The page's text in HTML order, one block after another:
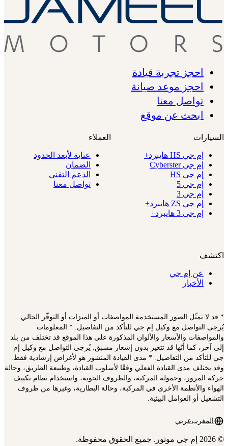
احجز تجربة قيادة
احجز موعد صيانة
تواصل معنا
ابحث عن موقع
السيارات
إم جي HS هايبرد+
إم جي Cyberster
إم جي HS
إم جي 5
إم جي 3
إم جي ZS هايبرد+
إم جي 3 هايبرد+
العملاء
عناية لأبعد الحدود
الضمان
الدعم التقني
تواصل معنا
اكتشف
عن إم جي
الأخبار
* قد لا تمثّل الصور المستخدمة المواصفات أو الميزات أو التوفّر الحالي.
يُرجى التواصل مع وكيل إم جي للتأكد من التفاصيل. * المعلومات
والمواصفات والأسعار والألوان المذكورة على هذا الموقع قد تختلف من بلد
إلى آخر، كما أنّها قد تتغير بدون إشعار مسبق. يُرجى التواصل مع وكيل إم
جي للتأكد من التفاصيل. * مدى القيادة المنشور هو لأغراض إرشادية فقط.
وقد يختلف مدى القيادة الفعلي وفقًا لأسلوب القيادة، وطبيعة الطريق، وحالة
حركة المرور، وحمولة المركبة، والظروف الجوية، واستخدام نظام تكييف
الهواء والأنظمة الأخرى في المركبة، وحالة البطارية، وغيرها من ظروف
التشغيل أو العوامل البيئية.
المغربعربي
© 2026 إم جي موتور. جميع الحقوق محفوظة.